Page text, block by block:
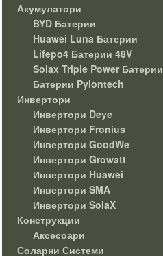
Акумулатори
BYD Батерии
Huawei Luna Батерии
Lifepo4 Батерии 48V
Solax Triple Power Батерии
Батерии Pylontech
Инвертори
Инвертори Deye
Инвертори Fronius
Инвертори GoodWe
Инвертори Growatt
Инвертори Huawei
Инвертори SMA
Инвертори SolaX
Конструкции
Аксесоари
Соларни Системи